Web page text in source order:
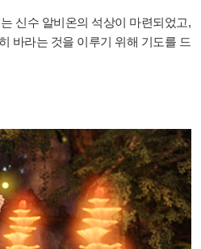
신수 알비온의 석상이 마련되었고,
바라는 것을 이루기 위해 기도를 드